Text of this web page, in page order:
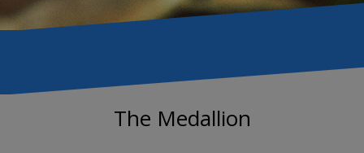
The Medallion